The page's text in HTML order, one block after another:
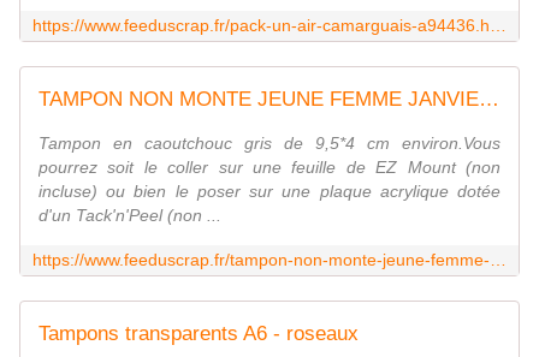
TAMPON NON MONTE JEUNE FEMME JANVIER - JOSEPHINE
Tampon en caoutchouc gris de 9,5*4 cm environ.Vous
pourrez soit le coller sur une feuille de EZ Mount (non
incluse) ou bien le poser sur une plaque acrylique dotée
d'un Tack'n'Peel (non ...
Tampons transparents A6 - roseaux